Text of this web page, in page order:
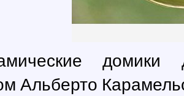
домики
Альберто